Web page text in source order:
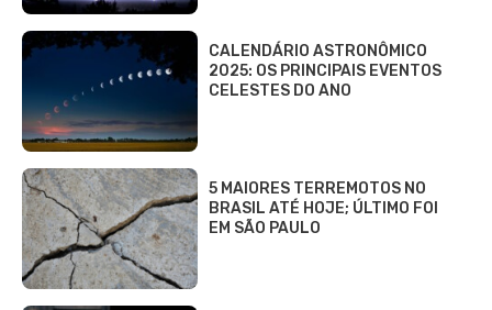
CALENDÁRIO ASTRONÔMICO
2025: OS PRINCIPAIS EVENTOS
CELESTES DO ANO
5 MAIORES TERREMOTOS NO
BRASIL ATÉ HOJE; ÚLTIMO FOI
EM SÃO PAULO